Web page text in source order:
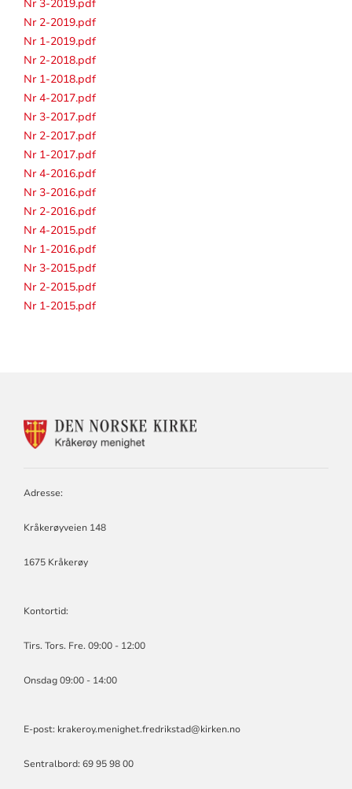
Nr 3-2019.pdf
Nr 2-2019.pdf
Nr 1-2019.pdf
Nr 2-2018.pdf
Nr 1-2018.pdf
Nr 4-2017.pdf
Nr 3-2017.pdf
Nr 2-2017.pdf
Nr 1-2017.pdf
Nr 4-2016.pdf
Nr 3-2016.pdf
Nr 2-2016.pdf
Nr 4-2015.pdf
Nr 1-2016.pdf
Nr 3-2015.pdf
Nr 2-2015.pdf
Nr 1-2015.pdf
KONTAKTINFORMASJON
Adresse:
Kråkerøyveien 148
1675 Kråkerøy
Kontortid:
Tirs. Tors. Fre. 09:00 - 12:00
Onsdag 09:00 - 14:00
E-post: krakeroy.menighet.fredrikstad@kirken.no
Sentralbord: 69 95 98 00